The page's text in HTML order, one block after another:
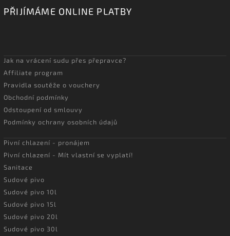
PŘIJÍMÁME ONLINE PLATBY
Jak na vrácení sudu přes přepravce?
Affiliate program
Pravidla soutěže o vouchery
Obchodní podmínky
Odstoupení od smlouvy
Podmínky ochrany osobních údajů
Pivní chlazení - pronájem
Pivní chlazení - Mít vlastní se vyplatí!
Sanitace
Sudové pivo
Sudové pivo 10l
Sudové pivo 15l
Sudové pivo 20l
Sudové pivo 30l